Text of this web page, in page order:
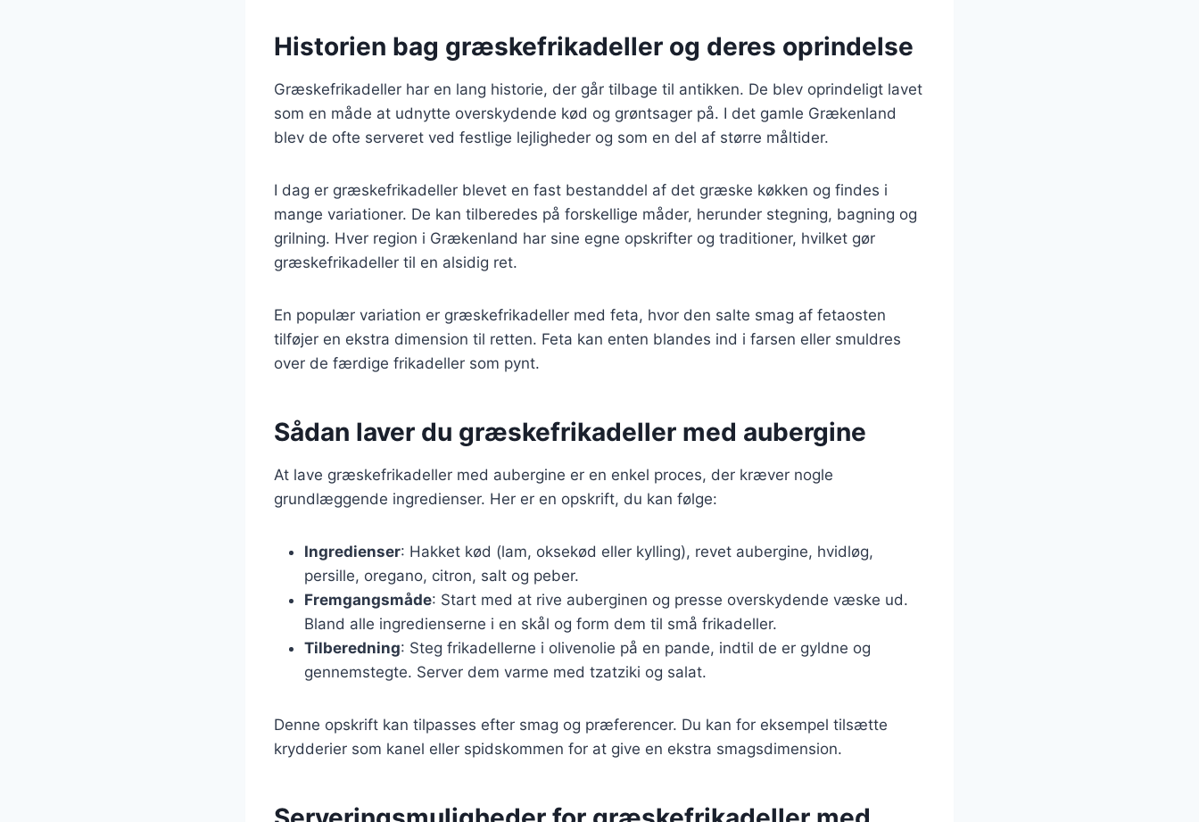
Historien bag græskefrikadeller og deres oprindelse
Græskefrikadeller har en lang historie, der går tilbage til antikken. De blev oprindeligt lavet
som en måde at udnytte overskydende kød og grøntsager på. I det gamle Grækenland
blev de ofte serveret ved festlige lejligheder og som en del af større måltider.
I dag er græskefrikadeller blevet en fast bestanddel af det græske køkken og findes i
mange variationer. De kan tilberedes på forskellige måder, herunder stegning, bagning og
grilning. Hver region i Grækenland har sine egne opskrifter og traditioner, hvilket gør
græskefrikadeller til en alsidig ret.
En populær variation er græskefrikadeller med feta, hvor den salte smag af fetaosten
tilføjer en ekstra dimension til retten. Feta kan enten blandes ind i farsen eller smuldres
over de færdige frikadeller som pynt.
Sådan laver du græskefrikadeller med aubergine
At lave græskefrikadeller med aubergine er en enkel proces, der kræver nogle
grundlæggende ingredienser. Her er en opskrift, du kan følge:
Ingredienser: Hakket kød (lam, oksekød eller kylling), revet aubergine, hvidløg,
persille, oregano, citron, salt og peber.
Fremgangsmåde: Start med at rive auberginen og presse overskydende væske ud.
Bland alle ingredienserne i en skål og form dem til små frikadeller.
Tilberedning: Steg frikadellerne i olivenolie på en pande, indtil de er gyldne og
gennemstegte. Server dem varme med tzatziki og salat.
Denne opskrift kan tilpasses efter smag og præferencer. Du kan for eksempel tilsætte
krydderier som kanel eller spidskommen for at give en ekstra smagsdimension.